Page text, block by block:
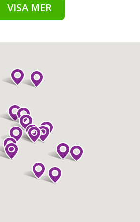
VISA MER